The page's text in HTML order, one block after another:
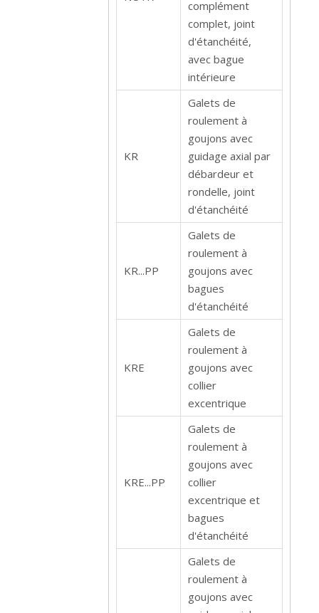
complément
complet, joint
d'étanchéité,
avec bague
intérieure
KR
Galets de
roulement à
goujons avec
guidage axial par
débardeur et
rondelle, joint
d'étanchéité
KR...PP
Galets de
roulement à
goujons avec
bagues
d'étanchéité
KRE
Galets de
roulement à
goujons avec
collier
excentrique
KRE...PP
Galets de
roulement à
goujons avec
collier
excentrique et
bagues
d'étanchéité
Galets de
roulement à
goujons avec